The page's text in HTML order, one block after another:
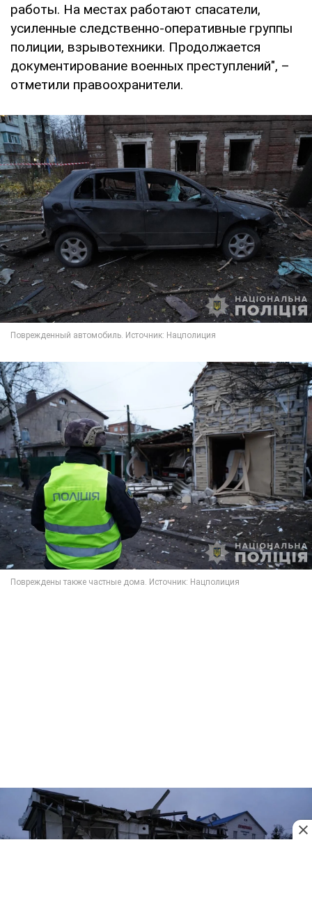
работы. На местах работают спасатели,
усиленные следственно-оперативные группы
полиции, взрывотехники. Продолжается
документирование военных преступлений", –
отметили правоохранители.